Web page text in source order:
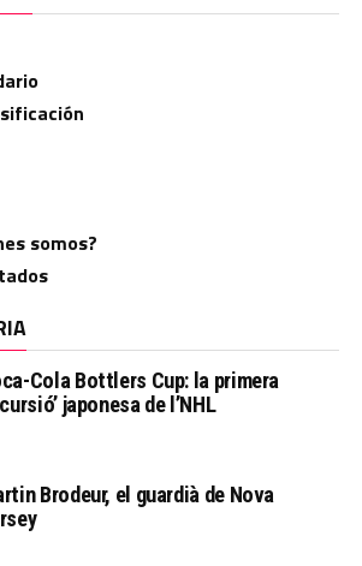
somos?
Cola Bottlers Cup: la primera
japonesa de l’NHL
Brodeur, el guardià de Nova